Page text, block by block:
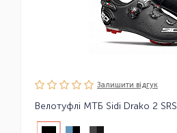
Залишити вiдгук
Велотуфлі МТБ Sidi Drako 2 SRS